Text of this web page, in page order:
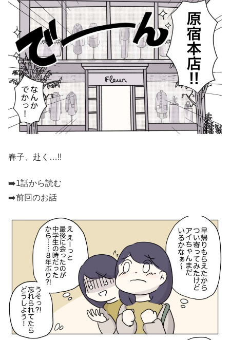
春子、赴く…!!
➡️1話から読む
➡️前回のお話